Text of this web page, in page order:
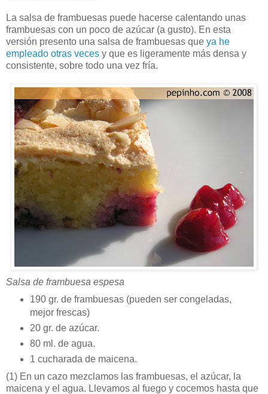
La salsa de frambuesas puede hacerse calentando unas
frambuesas con un poco de azúcar (a gusto). En esta
versión presento una salsa de frambuesas que ya he
empleado otras veces y que es ligeramente más densa y
consistente, sobre todo una vez fría.
Salsa de frambuesa espesa
190 gr. de frambuesas (pueden ser congeladas,
mejor frescas)
20 gr. de azúcar.
80 ml. de agua.
1 cucharada de maicena.
(1) En un cazo mezclamos las frambuesas, el azúcar, la
maicena y el agua. Llevamos al fuego y cocemos hasta que